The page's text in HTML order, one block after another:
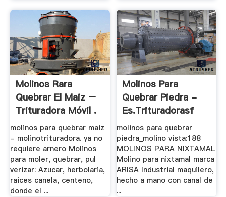
Molinos Rara
Quebrar El Maiz –
Trituradora Móvil .
molinos para quebrar maiz
- molinotrituradora. ya no
requiere arnero Molinos
para moler, quebrar, pul
verizar: Azucar, herbolaria,
raices canela, centeno,
donde el ...
Molinos Para
Quebrar Piedra -
Es.trituradorasf
molinos para quebrar
piedra_molino vista:188
MOLINOS PARA NIXTAMAL
Molino para nixtamal marca
ARISA Industrial maquilero,
hecho a mano con canal de
...